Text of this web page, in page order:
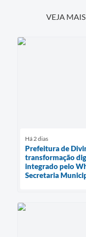
VEJA
Há 2 dias
Prefeitura de
transformação
integrado pelo
Secretaria